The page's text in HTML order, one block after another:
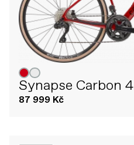
Synapse Carbon 4
87 999 Kč